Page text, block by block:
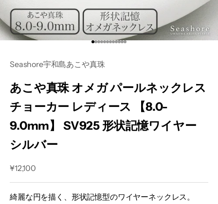
I18n Error: Missing interpolation
I18n Error: Missing interpolation
I18n Error: Missing interpolation
I18n Error: Missing interpolation
I18n Error: Missing
I18n Error: Missing
I18n Error: Missing
I18n Error: Missing
I18n Error: Missing
I18n Error: Missing
I18n Error: Missing
I18n Error: Missing
Seashore宇和島あこや真珠
あこや真珠 オメガ パールネックレス
チョーカー レディース 【8.0-
9.0mm】 SV925 形状記憶ワイヤー
シルバー
セール価格
¥12,100
綺麗な円を描く、形状記憶型のワイヤーネックレス。